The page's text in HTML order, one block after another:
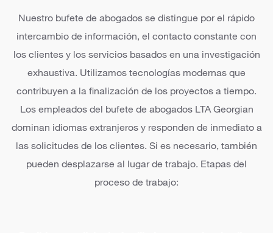
Nuestro bufete de abogados se distingue por el rápido
intercambio de información, el contacto constante con
los clientes y los servicios basados en una investigación
exhaustiva. Utilizamos tecnologías modernas que
contribuyen a la finalización de los proyectos a tiempo.
Los empleados del bufete de abogados LTA Georgian
dominan idiomas extranjeros y responden de inmediato a
las solicitudes de los clientes. Si es necesario, también
pueden desplazarse al lugar de trabajo. Etapas del
proceso de trabajo: